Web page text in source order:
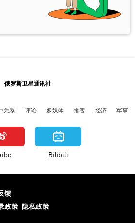
俄罗斯卫星通讯社
关系 评论 多媒体 播客 经济 军事
Bilibili
馈
政策 隐私政策